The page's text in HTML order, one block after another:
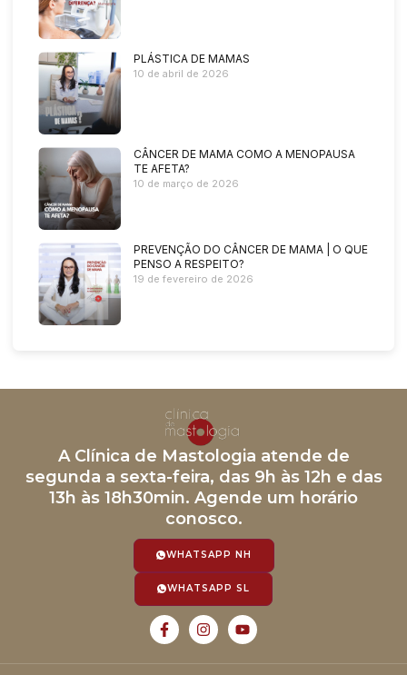
PLÁSTICA DE MAMAS
10 de abril de 2026
CÂNCER DE MAMA COMO A MENOPAUSA
TE AFETA?
10 de março de 2026
PREVENÇÃO DO CÂNCER DE MAMA | O QUE
PENSO A RESPEITO?
19 de fevereiro de 2026
A Clínica de Mastologia atende de
segunda a sexta-feira, das 9h às 12h e das
13h às 18h30min. Agende um horário
conosco.
WHATSAPP NH
WHATSAPP SL